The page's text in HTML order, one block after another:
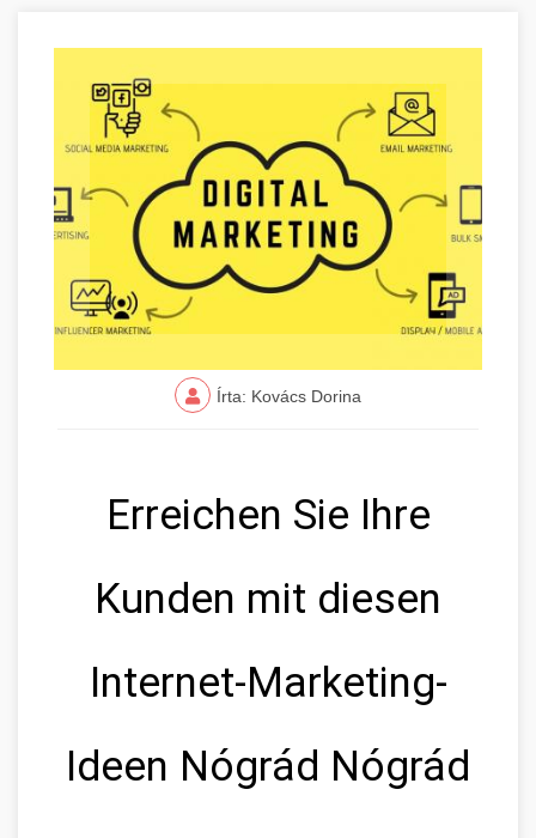
Írta: Kovács Dorina
Erreichen Sie Ihre
Kunden mit diesen
Internet-Marketing-
Ideen Nógrád Nógrád